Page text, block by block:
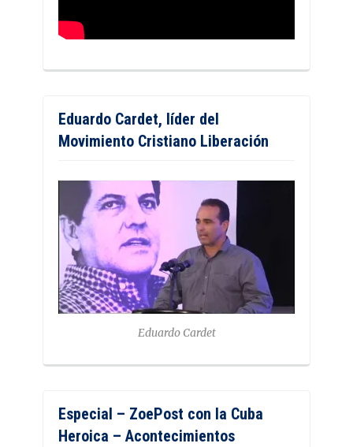
Eduardo Cardet, líder del
Movimiento Cristiano Liberación
Eduardo Cardet
Especial – ZoePost con la Cuba
Heroica – Acontecimientos